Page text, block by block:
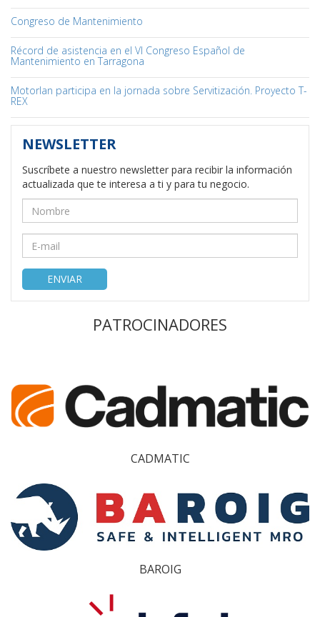
Congreso de Mantenimiento
Récord de asistencia en el VI Congreso Español de
Mantenimiento en Tarragona
Motorlan participa en la jornada sobre Servitización. Proyecto T-
REX
NEWSLETTER
Suscríbete a nuestro newsletter para recibir la información
actualizada que te interesa a ti y para tu negocio.
ENVIAR
PATROCINADORES
CADMATIC
BAROIG